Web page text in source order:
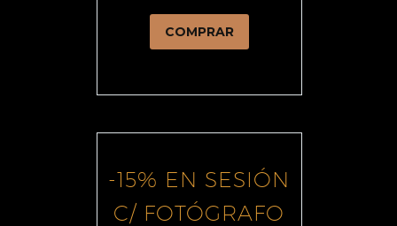
COMPRAR
-15% EN SESIÓN
C/ FOTÓGRAFO